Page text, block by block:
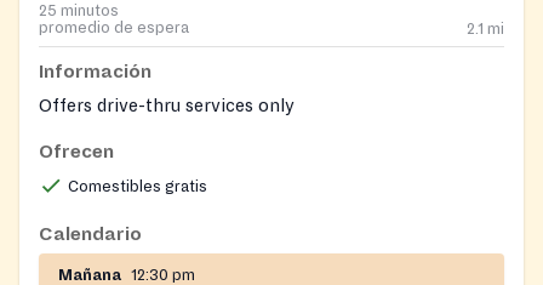
25 minutos
promedio de espera
2.1 mi
Información
Offers drive-thru services only
Ofrecen
Comestibles gratis
Calendario
Mañana 12:30 pm